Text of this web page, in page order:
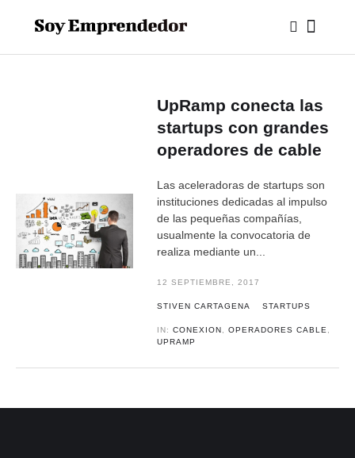
UpRamp conecta las
startups con grandes
operadores de cable
Las aceleradoras de startups son
instituciones dedicadas al impulso
de las pequeñas compañías,
usualmente la convocatoria de
realiza mediante un...
12 SEPTIEMBRE, 2017
STIVEN CARTAGENA STARTUPS
IN:CONEXION ,OPERADORES CABLE
UPRAMP